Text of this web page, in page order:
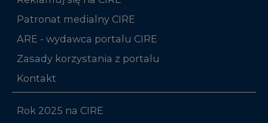
Patronat medialny CIRE
ARE - wydawca portalu CIRE
Zasady korzystania z portalu
Kontakt
Rok 2025 na CIRE